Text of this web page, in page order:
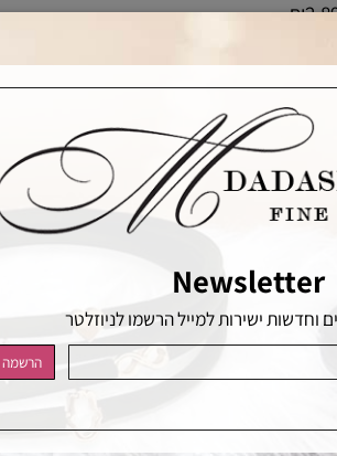
המשאלות
ישירות למייל הרשמו לניוזלטר